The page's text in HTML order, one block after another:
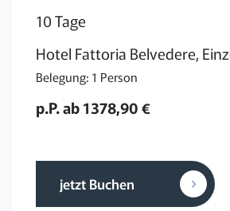
10 Tage
Hotel Fattoria Belvedere,
Belegung: 1 Person
p.P. ab 1378,90 €
jetzt Buchen